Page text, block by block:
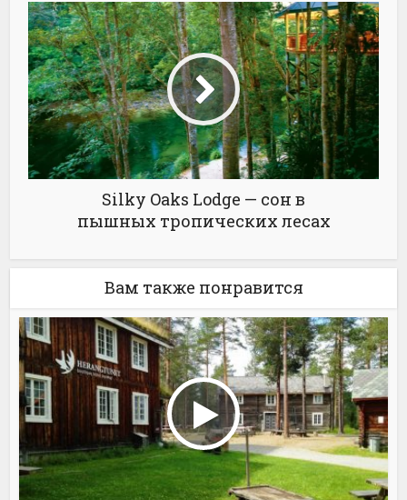
Silky Oaks Lodge — сон в
пышных тропических лесах
Вам также понравится